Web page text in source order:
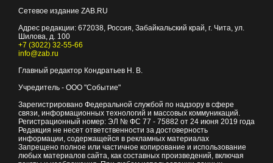
Сетевое издание ZAB.RU
Адрес редакции: 672038, Россия, Забайкальский край, г. Чита, ул.
Шилова, д. 100
+7 (3022) 32-55-66
info@zab.ru
Главный редактор Кондратьев Н. В.
Учредитель - ООО "Событие"
Зарегистрировано Федеральной службой по надзору в сфере
связи, информационных технологий и массовых коммуникаций.
Регистрационный номер: ЭЛ № ФС 77 - 75882 от 24 июня 2019 года
Редакция не несет ответственности за достоверность
информации, содержащейся в рекламных материалах
Запрещено полное или частичное копирование и использование
любых материалов сайта, как составных произведений, включая